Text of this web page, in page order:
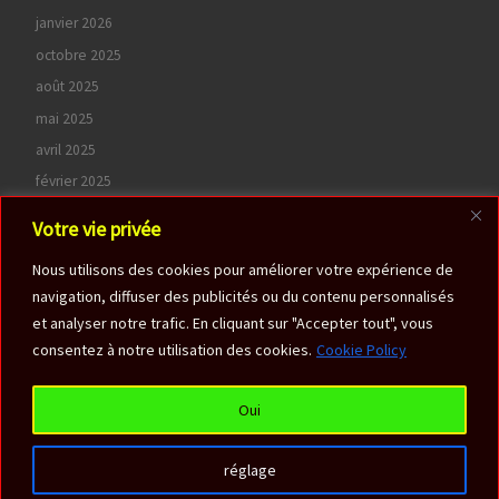
Votre vie privée
Nous utilisons des cookies pour améliorer votre expérience de
navigation, diffuser des publicités ou du contenu personnalisés
et analyser notre trafic. En cliquant sur "Accepter tout", vous
consentez à notre utilisation des cookies. Cookie Policy
réglage
Oui
janvier 2026
octobre 2025
août 2025
mai 2025
avril 2025
février 2025
avril 2024
septembre 2022
© 2026Centre Antoine Vitez– Tous droits réservés
– Réalisé avec the